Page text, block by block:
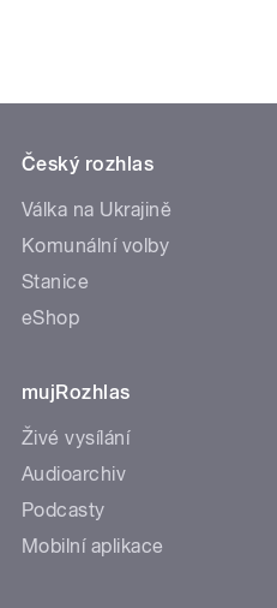
Český rozhlas
Válka na Ukrajině
Komunální volby
Stanice
eShop
mujRozhlas
Živé vysílání
Audioarchiv
Podcasty
Mobilní aplikace